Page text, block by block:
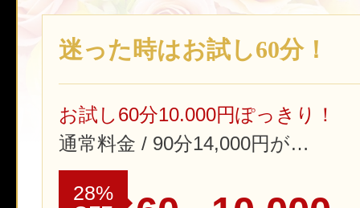
迷った時はお試し60分！
お試し60分10.000円ぽっきり！
通常料金 / 90分14,000円が…
28%